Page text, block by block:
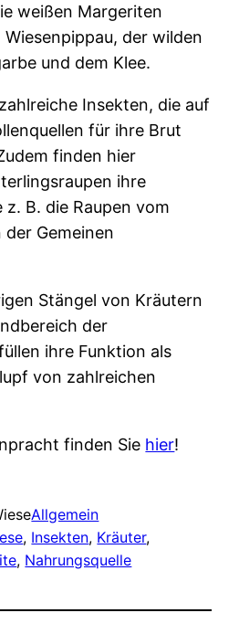
weißen Margeriten
der wilden
und dem Klee.
Insekten, die auf
für ihre Brut
finden hier
ihre
B. die Raupen vom
Gemeinen
Stängel von Kräutern
der
ihre Funktion als
von zahlreichen
finden Sie hier!
Allgemein
, Insekten, Kräuter
, Nahrungsquelle